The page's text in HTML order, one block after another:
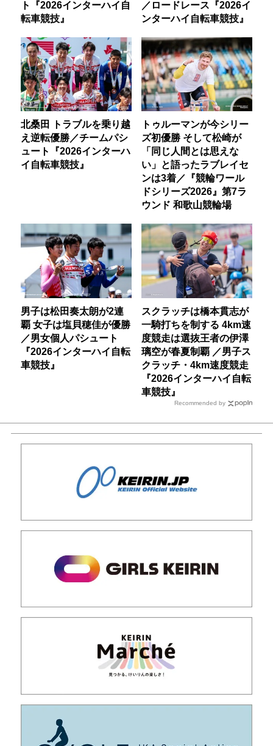
ト『2026インターハイ自
転車競技』
／ロードレース『2026イ
ンターハイ自転車競技』
北桑田 トラブルを乗り越
え逆転優勝／チームパシ
ュート『2026インターハ
イ自転車競技』
トゥルーマンが今シリー
ズ初優勝 そして松崎が
「同じ人間とは思えな
い」と語ったラブレイセ
ンは3着／『競輪ワール
ドシリーズ2026』第7ラ
ウンド 和歌山競輪場
男子は松田奏太朗が2連
覇 女子は塩貝穂佳が優勝
／男女個人パシュート
『2026インターハイ自転
車競技』
スクラッチは橋本貫志が
一騎打ちを制する 4km速
度競走は選抜王者の伊澤
璃空が春夏制覇 ／男子ス
クラッチ・4km速度競走
『2026インターハイ自転
車競技』
Recommended by